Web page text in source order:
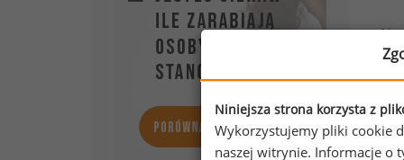
Na
Niniejsza strona korzysta z
Wykorzystujemy pliki cookie
naszej witrynie. Informacje o